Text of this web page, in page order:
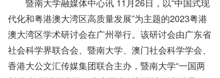
代化和粤港澳大湾区高质量发展”为主题的2023粤港
澳大湾区学术研讨会在广州举行。该研讨会由广东省
社会科学界联合会、暨南大学、澳门社会科学学会、
香港大公文汇传媒集团联合主办，暨南大学“一国两